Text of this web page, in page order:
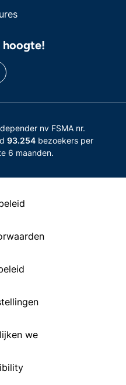
hoogte!
nv FSMA nr.
93.254bezoekers per
6 maanden.
we